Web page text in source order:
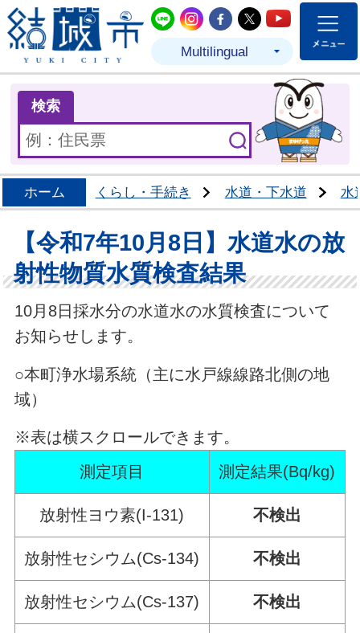
結城市公式LINE
結城市公式Instagram
結城市公式
結城市公式
結城市
Multilingual
検索
ホーム くらし・手続き 水道・下水道 水
【令和7年10月8日】水道水の放
射性物質水質検査結果
10月8日採水分の水道水の水質検査について
お知らせします。
○本町浄水場系統（主に水戸線線路北側の地
域）
※表は横スクロールできます。
測定項目
測定結果(Bq/kg)
放射性ヨウ素(I-131) 不検出
放射性セシウム(Cs-134) 不検出
放射性セシウム(Cs-137) 不検出